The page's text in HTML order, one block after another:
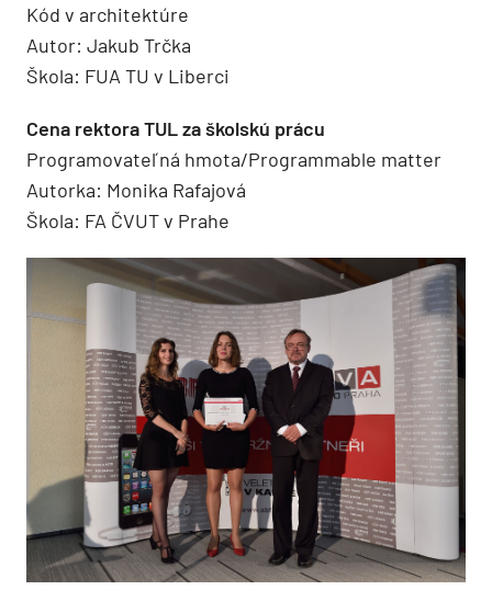
Kód v architektúre
Autor: Jakub Trčka
Škola: FUA TU v Liberci
Cena rektora TUL za školskú prácu
Programovateľná hmota/Programmable matter
Autorka: Monika Rafajová
Škola: FA ČVUT v Prahe